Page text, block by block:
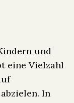
und
eine Vielzahl
In